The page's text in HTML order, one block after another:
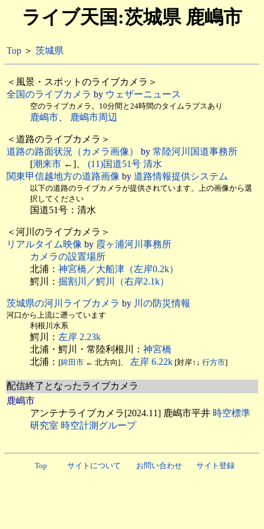
ライブ天国:茨城県 鹿嶋市
Top ＞ 茨城県
＜風景・スポットのライブカメラ＞
全国のライブカメラ by ウェザーニュース
空のライブカメラ。10分間と24時間のタイムラプスあり
鹿嶋市、 鹿嶋市周辺
＜道路のライブカメラ＞
道路の路面状況（カメラ画像）
by 常陸河川国道事務所
[潮来市 ←]、 (11)国道51号 清水
関東甲信越地方の道路画像 by 道路情報提供システム
以下の道路のライブカメラが提供されています。上の画像から選
択してください
国道51号：清水
＜河川のライブカメラ＞
リアルタイム映像 by 霞ヶ浦河川事務所
カメラの設置場所
北浦： 神宮橋／大船津（左岸0.2k）
鰐川： 掘割川／鰐川（右岸2.1k）
茨城県の河川ライブカメラ by 川の防災情報
河口から上流に遡っています
利根川水系
鰐川： 左岸 2.23k
北浦・鰐川・常陸利根川： 神宮橋
北浦： [鉾田市 ← 北方向]、 左岸 6.22k [対岸↑↓ 行方市]
配信終了となったライブカメラ
鹿嶋市
アンテナライブカメラ[2024.11] 鹿嶋市平井 時空標準
研究室 時空計測グループ
Top サイトについて お問い合わせ サイト登録